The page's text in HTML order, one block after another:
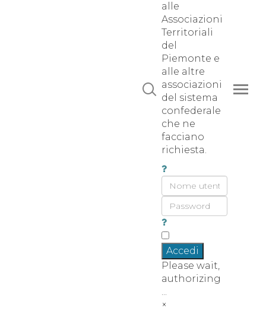
alle
Associazioni
Territoriali
del
Piemonte e
alle altre
associazioni
del sistema
confederale
che ne
facciano
richiesta.
Accedi
Please wait,
authorizing
...
×